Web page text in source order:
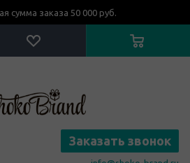
сумма заказа 50 000 руб.
Заказать звонок